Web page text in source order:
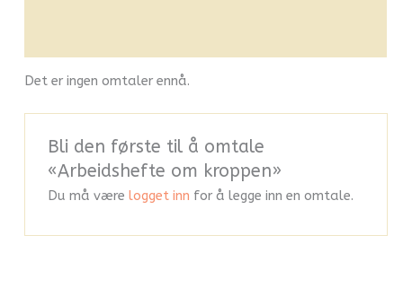
Det er ingen omtaler ennå.
Bli den første til å omtale
«Arbeidshefte om kroppen»
Du må være logget inn for å legge inn en omtale.